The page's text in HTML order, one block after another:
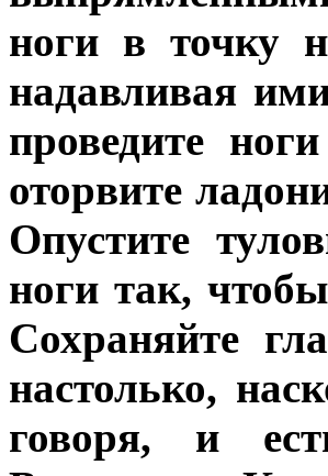
ноги в точку
надавливая
проведите
оторвите
Опустите
ноги так,
Сохраняйте
настолько,
говоря, и